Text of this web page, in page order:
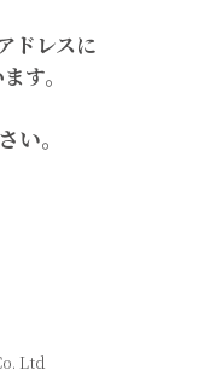
ドレスに
す。
い。
Ltd